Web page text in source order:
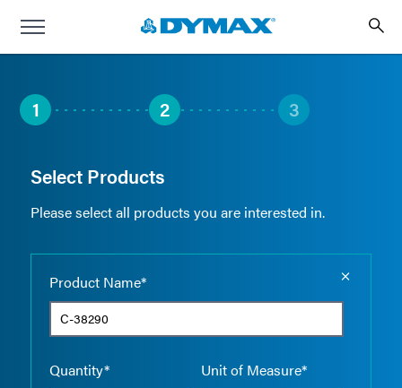
1 2 3
Select Products
Please select all products you are interested in.
Product Name*
Quantity* Unit of Measure*